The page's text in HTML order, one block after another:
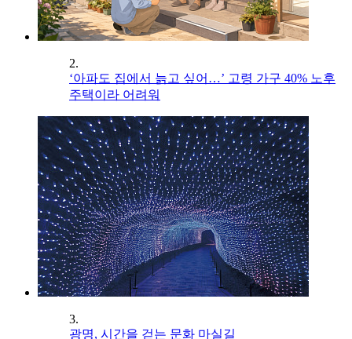
2.
‘아파도 집에서 늙고 싶어…’ 고령 가구 40% 노후
주택이라 어려워
3.
광명, 시간을 걷는 문화 마실길